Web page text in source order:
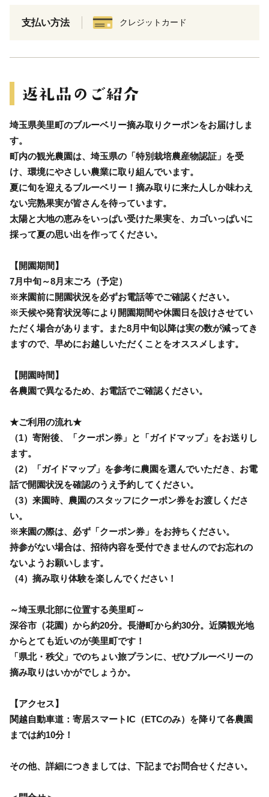
支払い方法 クレジットカード
埼玉県美里町のブルーベリー摘み取りクーポンをお届けしま
す。
町内の観光農園は、埼玉県の「特別栽培農産物認証」を受
け、環境にやさしい農業に取り組んでいます。
夏に旬を迎えるブルーベリー！摘み取りに来た人しか味わえ
ない完熟果実が皆さんを待っています。
太陽と大地の恵みをいっぱい受けた果実を、カゴいっぱいに
採って夏の思い出を作ってください。
【開園期間】
7月中旬～8月末ごろ（予定）
※来園前に開園状況を必ずお電話等でご確認ください。
※天候や発育状況等により開園期間や休園日を設けさせてい
ただく場合があります。また8月中旬以降は実の数が減ってき
ますので、早めにお越しいただくことをオススメします。
【開園時間】
各農園で異なるため、お電話でご確認ください。
★ご利用の流れ★
（1）寄附後、「クーポン券」と「ガイドマップ」をお送りし
ます。
（2）「ガイドマップ」を参考に農園を選んでいただき、お電
話で開園状況を確認のうえ予約してください。
（3）来園時、農園のスタッフにクーポン券をお渡しくださ
い。
※来園の際は、必ず「クーポン券」をお持ちください。
持参がない場合は、招待内容を受付できませんのでお忘れの
ないようお願いします。
（4）摘み取り体験を楽しんでください！
～埼玉県北部に位置する美里町～
深谷市（花園）から約20分。長瀞町から約30分。近隣観光地
からとても近いのが美里町です！
「県北・秩父」でのちょい旅プランに、ぜひブルーベリーの
摘み取りはいかがでしょうか。
【アクセス】
関越自動車道：寄居スマートIC（ETCのみ）を降りて各農園
までは約10分！
その他、詳細につきましては、下記までお問合せください。